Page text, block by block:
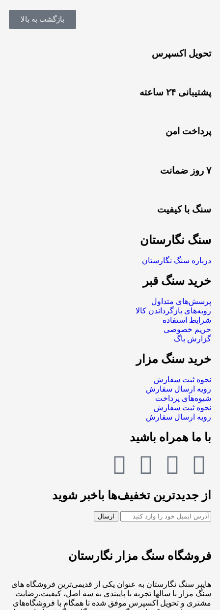
بازگشت به بالا
تحویل اکسپرس
پشتیبانی ۲۴ ساعته
پرداخت امن
۷ روز ضمانت
سنگ با کیفیت
سنگ نگارستان
درباره سنگ نگارستان
خرید سنگ قبر
پرسش‌های متداول
رویه‌های بازگرداندن کالا
شرایط استفاده
حریم خصوصی
گزارش باگ
خرید سنگ مزار
نحوه ثبت سفارش
رویه ارسال سفارش
شیوه‌های پرداخت
نحوه ثبت سفارش
رویه ارسال سفارش
با ما همراه باشید
از جدیدترین تخفیف‌ها باخبر شوید
فروشگاه سنگ مزار نگارستان
هایپر سنگ نگارستان به عنوان یکی از قدیمی‌ترین فروشگاه های
سنگ مزار با سالها تجربه با پایبندی به سه اصل، کیفیت،رضایت
مشتری و تحویل اکسپرس موفق شده تا همگام با فروشگاه‌های